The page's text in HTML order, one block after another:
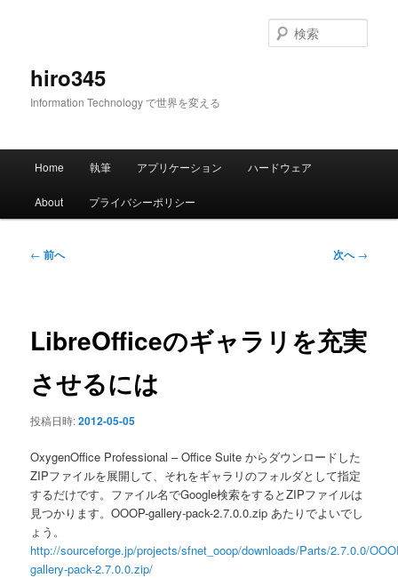
hiro345
Information Technology で世界を変える
索
メ
Home 執筆 アプリケーション ハードウェア
About プライバシーポリシー
投
ー
ョ
ン
← 前へ 次へ→
LibreOfficeのギャラリを充実
させるには
投稿日時:2012-05-05
OxygenOffice Professional – Office Suite からダウンロードした
ZIPファイルを展開して、それをギャラリのフォルダとして指定
するだけです。ファイル名でGoogle検索をするとZIPファイルは
見つかります。OOOP-gallery-pack-2.7.0.0.zip あたりでよいでし
ょう。
http://sourceforge.jp/projects/sfnet_ooop/downloads/Parts/2.7.0.0/
gallery-pack-2.7.0.0.zip/